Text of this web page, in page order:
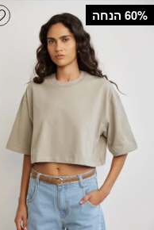
‫60% הנחה